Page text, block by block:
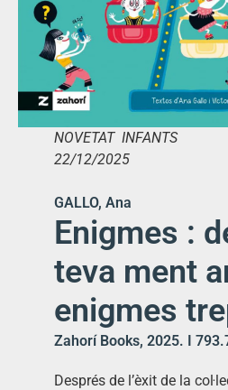
NOVETAT INFANTS
22/12/2025
GALLO, Ana
Enigmes :
teva ment
enigmes
Zahorí Books, 2025. I
Després de l’èxit de la